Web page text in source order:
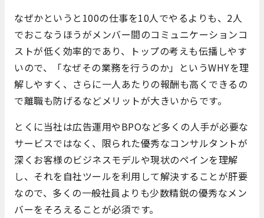
なぜかというと 100の仕事を10人でやるよりも、2人
でおこなうほうがメンバー間のコミュニケーションコ
ストが低く効率的であり、
トップの考えも伝播しやす
いので、「なぜその業務を行うのか」というWHYを理
解しやすく、さらに一人あたりの報酬も高くできるの
で離職も防げるなどメリットが大きいからです。
とくに当社は広告運用やBPOなど多くの人手が必要な
サービスではなく、限られた優秀なコンサルタントが
深くお客様のビジネスモデルや現状のペインを理解
し、それを自社ツールを利用して解決することが肝要
なので、多くの一般社員よりも少数精鋭の優秀なメン
バーをそろえることが必須です。